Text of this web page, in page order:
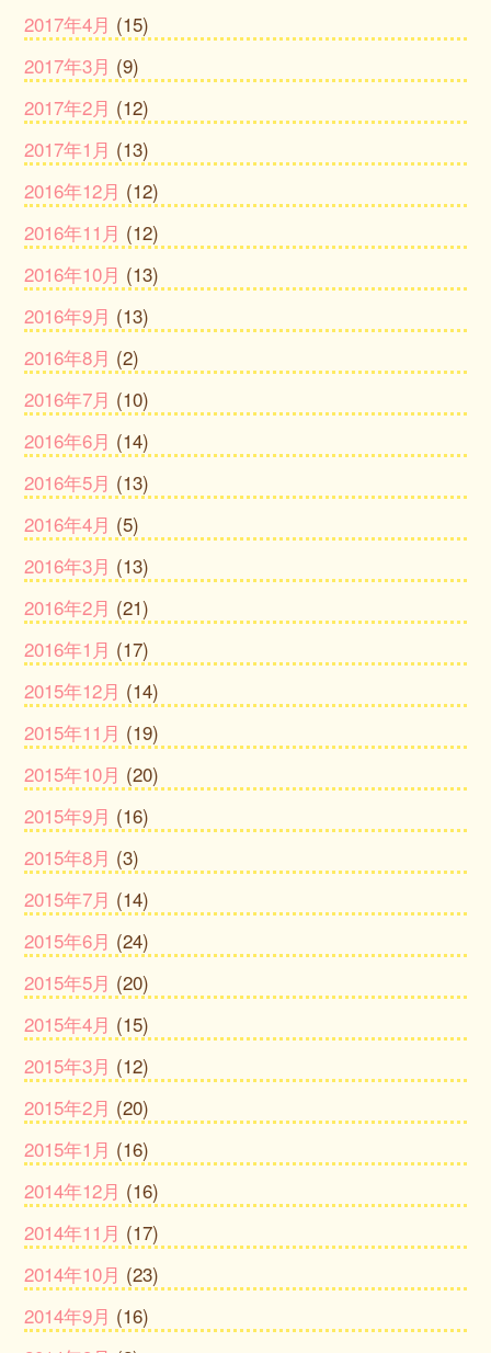
2017年4月 (15)
2017年3月 (9)
2017年2月 (12)
2017年1月 (13)
2016年12月 (12)
2016年11月 (12)
2016年10月 (13)
2016年9月 (13)
2016年8月 (2)
2016年7月 (10)
2016年6月 (14)
2016年5月 (13)
2016年4月 (5)
2016年3月 (13)
2016年2月 (21)
2016年1月 (17)
2015年12月 (14)
2015年11月 (19)
2015年10月 (20)
2015年9月 (16)
2015年8月 (3)
2015年7月 (14)
2015年6月 (24)
2015年5月 (20)
2015年4月 (15)
2015年3月 (12)
2015年2月 (20)
2015年1月 (16)
2014年12月 (16)
2014年11月 (17)
2014年10月 (23)
2014年9月 (16)